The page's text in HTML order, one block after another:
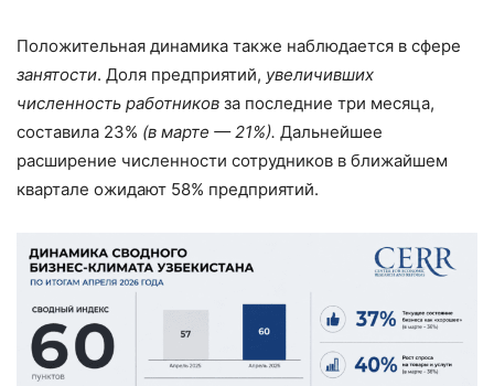
Положительная динамика также наблюдается в сфере
занятости. Доля предприятий, увеличивших
численность работников за последние три месяца,
составила 23% (в марте — 21%). Дальнейшее
расширение численности сотрудников в ближайшем
квартале ожидают 58% предприятий.